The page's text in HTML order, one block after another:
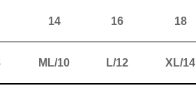
14 16 18
ML/10 L/12 XL/14